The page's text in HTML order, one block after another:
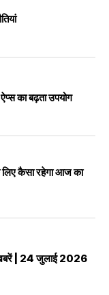
का बढ़ता उपयोग
कैसा रहेगा आज का
| 24 जुलाई 2026